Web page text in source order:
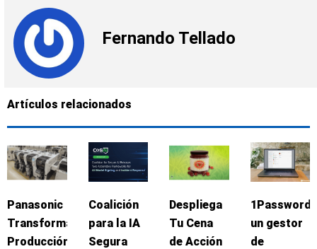
Fernando Tellado
Artículos relacionados
Panasonic
Transforma
Producción
Coalición
para la IA
Segura
Despliega
Tu Cena
de Acción
1Password:
un gestor
de